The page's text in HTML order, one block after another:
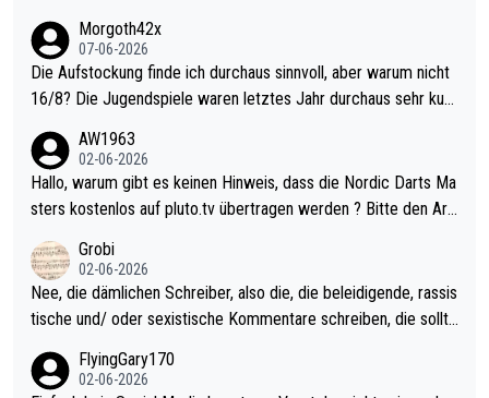
Morgoth42x
07-06-2026
Die Aufstockung finde ich durchaus sinnvoll, aber warum nicht
16/8? Die Jugendspiele waren letztes Jahr durchaus sehr kurz
Allerdings ist Mitchell Lawrie als Nummer 1 der Welt eh qualifi
ziert. Somit ändert die automatische Qualifikation des Weltmei
sters erstmal nichts. Ich denke sie wollen damit für nächstes J
ohl wenig WDF Turniere spielen. Dies war bei Archie Self letzt
es Jahr der Fall. Er musste als amtierender Weltmeister durch
den Qualifier und ich glaube kaum, dass Mitchel sich das (in Ve
gas) antun würde, wenn er doch eigentlich die PDC-WM als Zi
el hat.
AW1963
02-06-2026
Hallo, warum gibt es keinen Hinweis, dass die Nordic Darts Ma
sters kostenlos auf pluto.tv übertragen werden ? Bitte den Arti
Grobi
02-06-2026
Nee, die dämlichen Schreiber, also die, die beleidigende, rassis
tische und/ oder sexistische Kommentare schreiben, die sollte
s Leben in den Griff kriegen. Nur eins wundert mich: Luke Little
FlyingGary170
02-06-2026